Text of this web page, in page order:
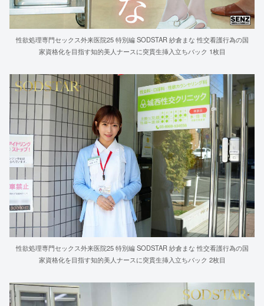
性欲処理専門セックス外来医院25 特別編 SODSTAR 紗倉まな 性交看護行為の国
家資格化を目指す知的美人ナースに突貫生挿入立ちバック 1枚目
性欲処理専門セックス外来医院25 特別編 SODSTAR 紗倉まな 性交看護行為の国
家資格化を目指す知的美人ナースに突貫生挿入立ちバック 2枚目